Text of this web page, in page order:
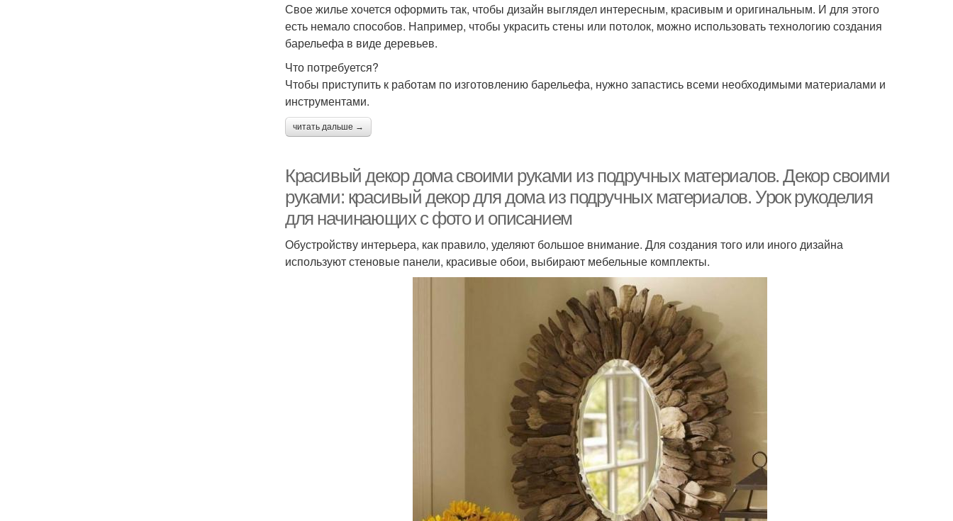
Свое жилье хочется оформить так, чтобы дизайн выглядел интересным, красивым и оригинальным. И для этого
есть немало способов. Например, чтобы украсить стены или потолок, можно использовать технологию создания
барельефа в виде деревьев.
Что потребуется?
Чтобы приступить к работам по изготовлению барельефа, нужно запастись всеми необходимыми материалами и
инструментами.
читать дальше →
Красивый декор дома своими руками из подручных материалов. Декор своими
руками: красивый декор для дома из подручных материалов. Урок рукоделия
для начинающих с фото и описанием
Обустройству интерьера, как правило, уделяют большое внимание. Для создания того или иного дизайна
используют стеновые панели, красивые обои, выбирают мебельные комплекты.